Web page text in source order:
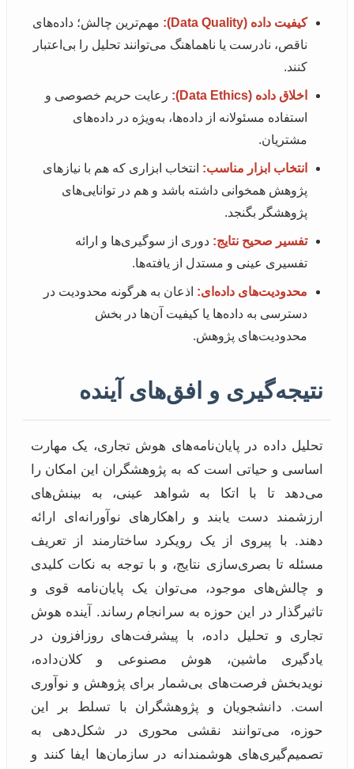
کیفیت داده (Data Quality):
مهم‌ترین چالش؛ داده‌های
ناقص، نادرست یا ناهماهنگ می‌توانند تحلیل را بی‌اعتبار
کنند.
اخلاق داده (Data Ethics):
رعایت حریم خصوصی و
استفاده مسئولانه از داده‌ها، به‌ویژه در داده‌های
مشتریان.
انتخاب ابزار مناسب: انتخاب ابزاری که هم با نیازهای
پژوهش همخوانی داشته باشد و هم در توانایی‌های
پژوهشگر بگنجد.
تفسیر صحیح نتایج: دوری از سوگیری‌ها و ارائه
تفسیری عینی و مستدل از یافته‌ها.
محدودیت‌های داده‌ای: اذعان به هرگونه محدودیت در
دسترسی به داده‌ها یا کیفیت آن‌ها در بخش
محدودیت‌های پژوهش.
نتیجه‌گیری و افق‌های آینده
تحلیل داده در پایان‌نامه‌های هوش تجاری، یک مهارت
اساسی و حیاتی است که به پژوهشگران این امکان را
می‌دهد تا با اتکا به شواهد عینی، به بینش‌های
ارزشمند دست یابند و راهکارهای نوآورانه‌ای ارائه
دهند. با پیروی از یک رویکرد ساختارمند از تعریف
مسئله تا بصری‌سازی نتایج، و با توجه به نکات کلیدی
و چالش‌های موجود، می‌توان یک پایان‌نامه قوی و
تاثیرگذار در این حوزه به سرانجام رساند. آینده هوش
تجاری و تحلیل داده، با پیشرفت‌های روزافزون در
یادگیری ماشین، هوش مصنوعی و کلان‌داده،
نویدبخش فرصت‌های بی‌شمار برای پژوهش و نوآوری
است. دانشجویان و پژوهشگران با تسلط بر این
حوزه، می‌توانند نقشی محوری در شکل‌دهی به
تصمیم‌گیری‌های هوشمندانه در سازمان‌ها ایفا کنند و